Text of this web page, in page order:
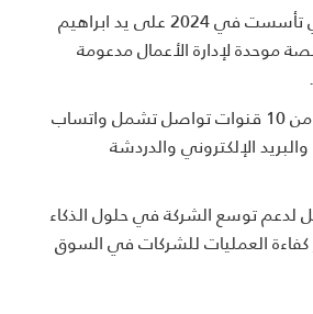
وتعمل الشركة التي تأسست في 2024 على يد ابراهيم
موحدة لإدارة الأعمال مدعومة
وتدمج المنصة أكثر من 10 قنوات تواصل تشمل واتساب
الإلكتروني والدردشة
لدعم توسع الشركة في حلول الذكاء
العمليات للشركات في السوق